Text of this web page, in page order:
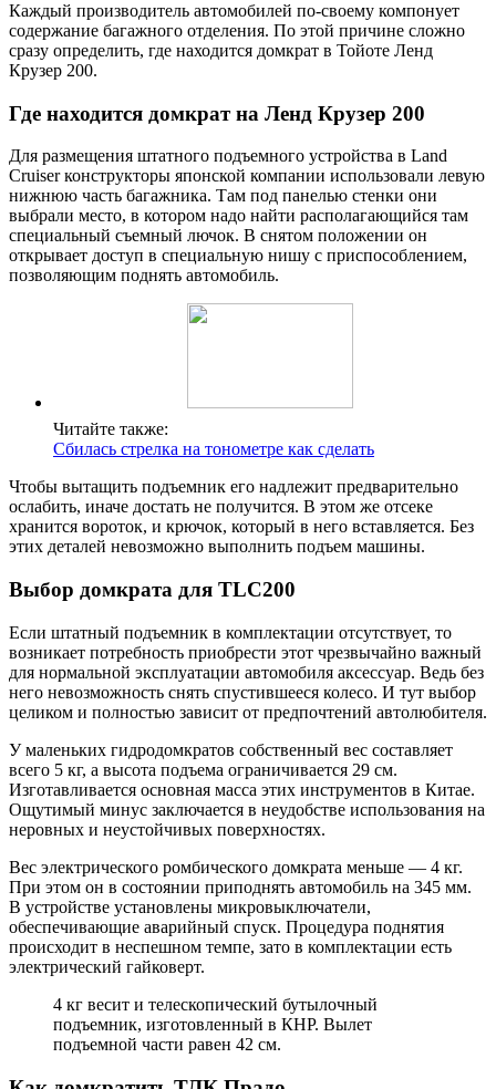
Каждый производитель автомобилей по-своему компонует
содержание багажного отделения. По этой причине сложно
сразу определить, где находится домкрат в Тойоте Ленд
Крузер 200.
Где находится домкрат на Ленд Крузер 200
Для размещения штатного подъемного устройства в Land
Cruiser конструкторы японской компании использовали левую
нижнюю часть багажника. Там под панелью стенки они
выбрали место, в котором надо найти располагающийся там
специальный съемный лючок. В снятом положении он
открывает доступ в специальную нишу с приспособлением,
позволяющим поднять автомобиль.
Читайте также:
Сбилась стрелка на тонометре как сделать
Чтобы вытащить подъемник его надлежит предварительно
ослабить, иначе достать не получится. В этом же отсеке
хранится вороток, и крючок, который в него вставляется. Без
этих деталей невозможно выполнить подъем машины.
Выбор домкрата для TLC200
Если штатный подъемник в комплектации отсутствует, то
возникает потребность приобрести этот чрезвычайно важный
для нормальной эксплуатации автомобиля аксессуар. Ведь без
него невозможность снять спустившееся колесо. И тут выбор
целиком и полностью зависит от предпочтений автолюбителя.
У маленьких гидродомкратов собственный вес составляет
всего 5 кг, а высота подъема ограничивается 29 см.
Изготавливается основная масса этих инструментов в Китае.
Ощутимый минус заключается в неудобстве использования на
неровных и неустойчивых поверхностях.
Вес электрического ромбического домкрата меньше — 4 кг.
При этом он в состоянии приподнять автомобиль на 345 мм.
В устройстве установлены микровыключатели,
обеспечивающие аварийный спуск. Процедура поднятия
происходит в неспешном темпе, зато в комплектации есть
электрический гайковерт.
4 кг весит и телескопический бутылочный
подъемник, изготовленный в КНР. Вылет
подъемной части равен 42 см.